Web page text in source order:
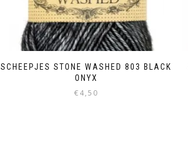
SCHEEPJES STONE WASHED 803 BLACK
ONYX
€4,50